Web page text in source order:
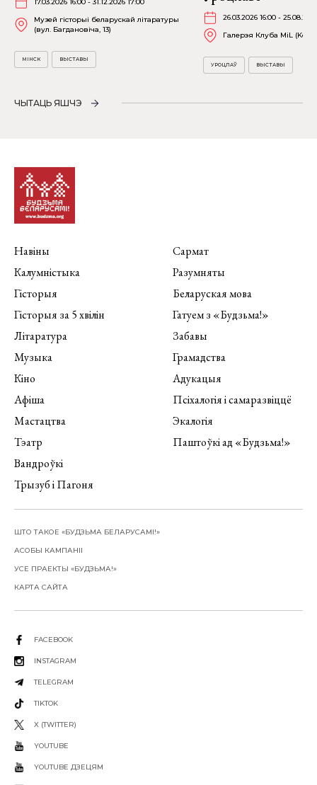
17.03.2026 16:00 - 31.12.2026 17:00
Музей гісторыі беларускай літаратуры
(вул. Багдановіча, 13)
МІНСК ВЫСТАВЫ
26.03.2026 16:00 -
Галерэя Клуба MiL
УРОЦЛАЎ ВЫСТАВЫ
ЧЫТАЦЬ ЯШЧЭ
Навіны
Калумністыка
Гісторыя
Гісторыя за 5 хвілін
Літаратура
Музыка
Кіно
Афіша
Мастацтва
Тэатр
Вандроўкі
Трызуб і Пагоня
Сармат
Разумняты
Беларуская мова
Гатуем з «Будзьма!»
Забавы
Грамадства
Адукацыя
Псіхалогія і самаразвіццё
Экалогія
Паштоўкі ад «Будзьма!»
ШТО ТАКОЕ «БУДЗЬМА БЕЛАРУСАМІ!»
АСОБЫ КАМПАНІІ
УСЕ ПРАЕКТЫ «БУДЗЬМА!»
КАРТА САЙТА
FACEBOOK
INSTAGRAM
TELEGRAM
TIKTOK
X (TWITTER)
YOUTUBE
YOUTUBE ДЗЕЦЯМ